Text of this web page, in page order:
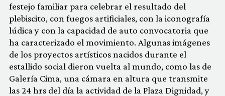
festejo familiar para celebrar el resultado del
plebiscito, con fuegos artificiales, con la iconografía
lúdica y con la capacidad de auto convocatoria que
ha caracterizado el movimiento. Algunas imágenes
de los proyectos artísticos nacidos durante el
estallido social dieron vuelta al mundo, como las de
Galería Cima, una cámara en altura que transmite
las 24 hrs del día la actividad de la Plaza Dignidad, y